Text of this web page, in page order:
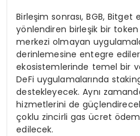
Birleşim sonrası, BGB,
yönlendiren birleşik bir
merkezi olmayan
derinlemesine entegre
ekosistemlerinde temel bir
DeFi uygulamalarında
destekleyecek. Aynı
hizmetlerini de
çoklu zincirli gas ücret
edilecek.